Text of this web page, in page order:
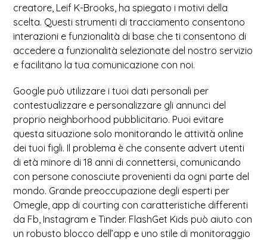
creatore, Leif K-Brooks, ha spiegato i motivi della
scelta. Questi strumenti di tracciamento consentono
interazioni e funzionalità di base che ti consentono di
accedere a funzionalità selezionate del nostro servizio
e facilitano la tua comunicazione con noi.
Google può utilizzare i tuoi dati personali per
contestualizzare e personalizzare gli annunci del
proprio neighborhood pubblicitario. Puoi evitare
questa situazione solo monitorando le attività online
dei tuoi figli. Il problema è che consente advert utenti
di età minore di 18 anni di connettersi, comunicando
con persone conosciute provenienti da ogni parte del
mondo. Grande preoccupazione degli esperti per
Omegle, app di courting con caratteristiche differenti
da Fb, Instagram e Tinder. FlashGet Kids può aiuto con
un robusto blocco dell’app e uno stile di monitoraggio